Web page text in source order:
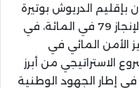
الدريوش بوتيرة
متسارعة، حيث بلغت نسبة تقدم الإنجاز 79 في المائة، في
الأمن المائي في
الاستراتيجي من أبرز
في إطار الجهود الوطنية